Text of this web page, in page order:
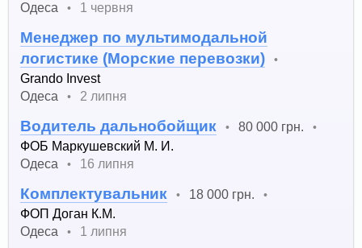
Одеса • 1 червня
Менеджер по мультимодальной
логистике (Морские перевозки)
•
Grando Invest
Одеса
• 2 липня
Водитель дальнобойщик • 80 000 грн. •
ФОБ Маркушевский М. И.
Одеса
• 16 липня
Комплектувальник • 18 000 грн. •
ФОП Доган К.М.
Одеса
• 1 липня